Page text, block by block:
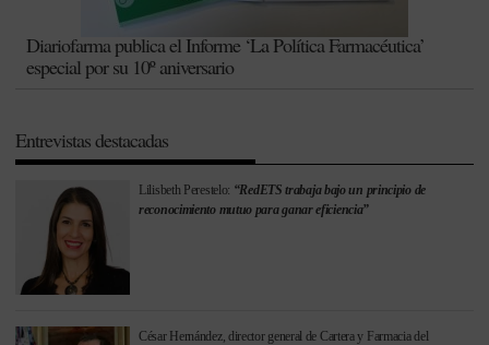
Diariofarma publica el Informe ‘La Política Farmacéutica’
especial por su 10º aniversario
Entrevistas destacadas
Lilisbeth Perestelo: “RedETS trabaja bajo un principio de
reconocimiento mutuo para ganar eficiencia”
César Hernández, director general de Cartera y Farmacia del